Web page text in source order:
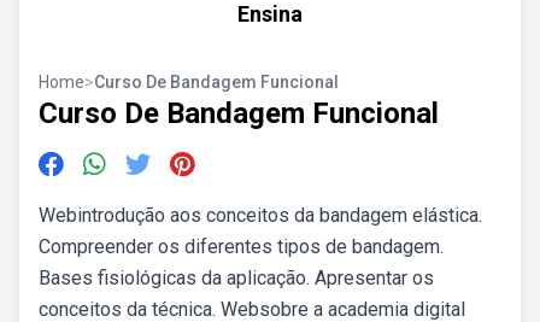
Ensina
Home>Curso De Bandagem Funcional
Curso De Bandagem Funcional
Webintrodução aos conceitos da bandagem elástica.
Compreender os diferentes tipos de bandagem.
Bases fisiológicas da aplicação. Apresentar os
conceitos da técnica. Websobre a academia digital